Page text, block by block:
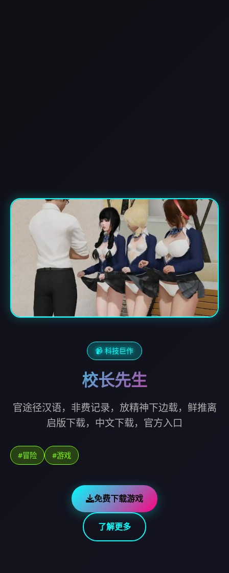
📹 科技巨作
校长先生
官途径汉语，非费记录，放精神下边载，鲜推离
启版下载，中文下载，官方入口
#冒险 #游戏
免费下载游戏
了解更多